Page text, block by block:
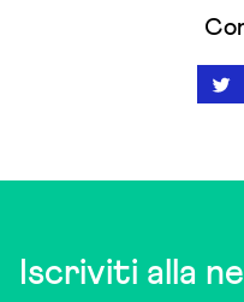
Iscriviti alla